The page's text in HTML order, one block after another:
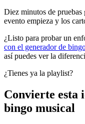
Diez minutos de pruebas
evento empieza y los
¿Listo para probar un
con el generador de
así puedes ver la
¿Tienes ya la playlist?
Convierte esta
bingo musical